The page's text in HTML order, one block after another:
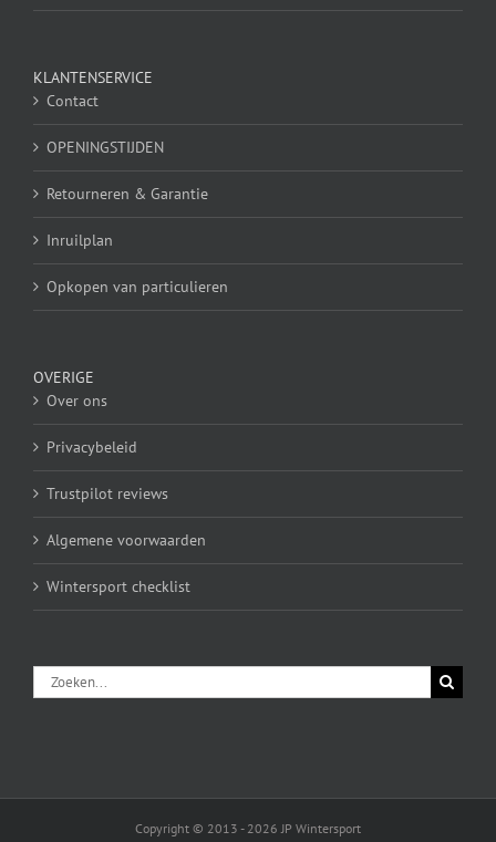
KLANTENSERVICE
Contact
OPENINGSTIJDEN
Retourneren & Garantie
Inruilplan
Opkopen van particulieren
OVERIGE
Over ons
Privacybeleid
Trustpilot reviews
Algemene voorwaarden
Wintersport checklist
Zoeken
naar:
Copyright © 2013 - 2026 JP Wintersport